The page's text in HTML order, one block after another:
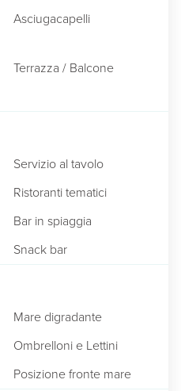
Asciugacapelli
Terrazza / Balcone
Servizio al tavolo
Ristoranti tematici
Bar in spiaggia
Snack bar
Mare digradante
Ombrelloni e Lettini
Posizione fronte mare